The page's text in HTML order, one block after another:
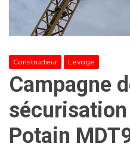
Constructeur Levage
Campagne
Potain